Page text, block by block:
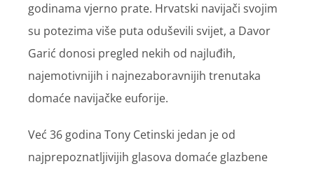
godinama vjerno prate. Hrvatski navijači svojim
su potezima više puta oduševili svijet, a Davor
Garić donosi pregled nekih od najluđih,
najemotivnijih i najnezaboravnijih trenutaka
domaće navijačke euforije.
Već 36 godina Tony Cetinski jedan je od
najprepoznatljivijih glasova domaće glazbene